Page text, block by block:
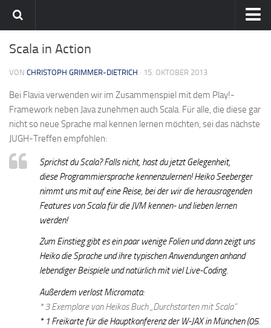
Home
Scala in Action
VON CHRISTOPH GRIMMER-DIETRICH · 15. OKTOBER 2013
Bei Flavia verwenden wir im Zusammenspiel mit dem Play!-
Framework neben Java zunehmen auch Scala. Für alle, die diese gar
nicht so neue Sprache mal kennen lernen möchten, sei das nächste
JUGH-Treffen empfohlen:
Sprichst du Scala? Falls nicht, hast du jetzt Gelegenheit,
diese Programmiersprache kennenzulernen! Heiko Seeberger
nimmt uns mit auf eine Reise, bei der wir die herausragenden
Features von Scala für die JVM kennen- und lieben lernen
werden!
Zum Einstieg gibt es ein paar wenige Folien und dann zeigt uns
Heiko die Sprache und ihre typischen Anwendungen anhand
lebendiger Beispiele und natürlich mit viel Live-Coding.
Außerdem verlost Micromata:
* 3 Exemplare von Heikos Buch „Durchstarten mit Scala“
* 1 Freikarte für die Hauptkonferenz der W-JAX in München (05.